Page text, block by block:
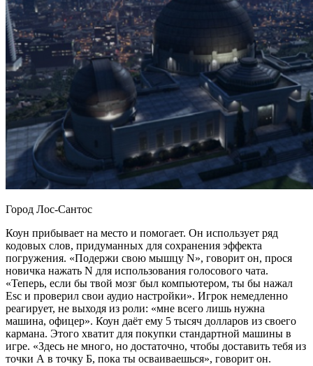
Город Лос-Сантос
Коун прибывает на место и помогает. Он использует ряд
кодовых слов, придуманных для сохранения эффекта
погружения. «Подержи свою мышцу N», говорит он, прося
новичка нажать N для использования голосового чата.
«Теперь, если бы твой мозг был компьютером, ты бы нажал
Esc и проверил свои аудио настройки». Игрок немедленно
реагирует, не выходя из роли: «мне всего лишь нужна
машина, офицер». Коун даёт ему 5 тысяч долларов из своего
кармана. Этого хватит для покупки стандартной машины в
игре. «Здесь не много, но достаточно, чтобы доставить тебя из
точки А в точку Б, пока ты осваиваешься», говорит он.